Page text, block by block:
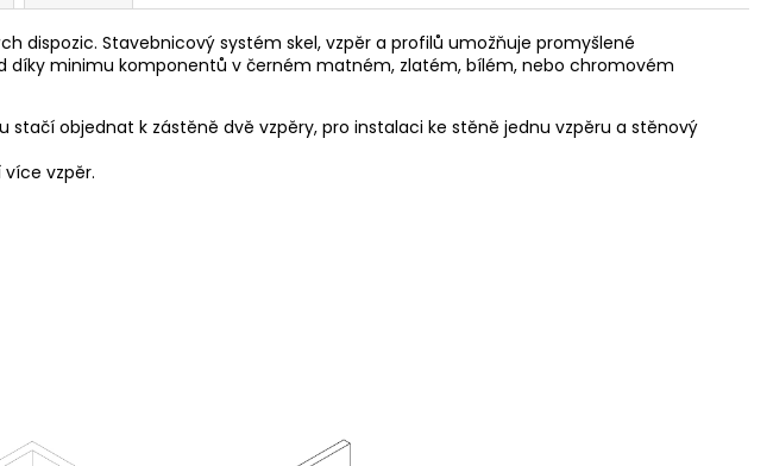
dispozic. Stavebnicový systém skel, vzpěr a profilů umožňuje promyšlené
díky minimu komponentů v černém matném, zlatém, bílém, nebo chromovém
objednat k zástěně dvě vzpěry, pro instalaci ke stěně jednu vzpěru a stěnový
vzpěr.